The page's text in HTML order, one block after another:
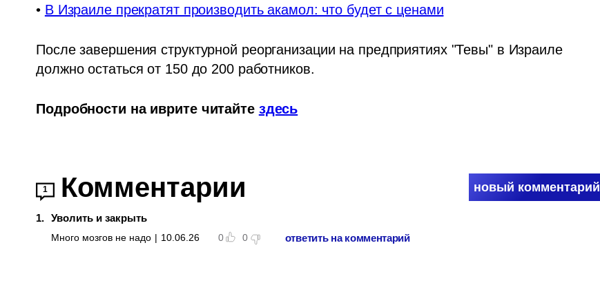
• В Израиле прекратят производить акамол: что будет с ценами
После завершения структурной реорганизации на предприятиях "Тевы" в Израиле
должно остаться от 150 до 200 работников.
Подробности на иврите читайте здесь
1 Комментарии новый комментарий
1. Уволить и закрыть
Много мозгов не надо | 10.06.26 0 0 ответить на комментарий